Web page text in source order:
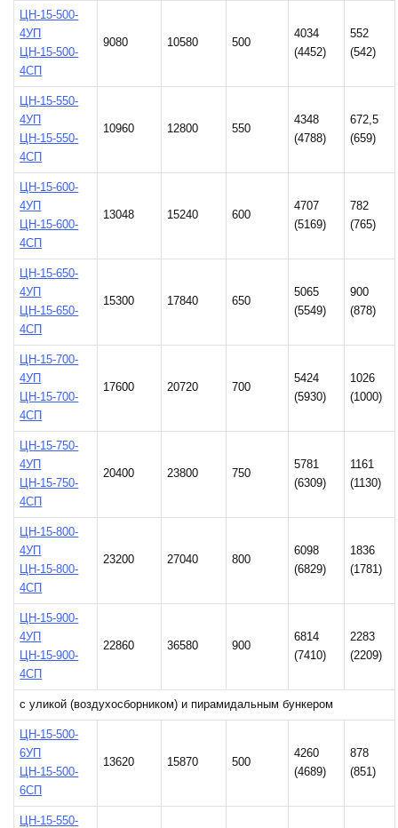
ЦН-15-500-
4УП
ЦН-15-500-
4СП
9080 10580 500
4034
(4452)
552
(542)
ЦН-15-550-
4УП
ЦН-15-550-
4СП
10960 12800 550
4348
(4788)
672,5
(659)
ЦН-15-600-
4УП
ЦН-15-600-
4СП
13048 15240 600
4707
(5169)
782
(765)
ЦН-15-650-
4УП
ЦН-15-650-
4СП
15300 17840 650
5065
(5549)
900
(878)
ЦН-15-700-
4УП
ЦН-15-700-
4СП
17600 20720 700
5424
(5930)
1026
(1000)
ЦН-15-750-
4УП
ЦН-15-750-
4СП
20400 23800 750
5781
(6309)
1161
(1130)
ЦН-15-800-
4УП
ЦН-15-800-
4СП
23200 27040 800
6098
(6829)
1836
(1781)
ЦН-15-900-
4УП
ЦН-15-900-
4СП
22860 36580 900
6814
(7410)
2283
(2209)
с уликой (воздухосборником) и пирамидальным бункером
ЦН-15-500-
6УП
ЦН-15-500-
6СП
13620 15870 500
4260
(4689)
878
(851)
ЦН-15-550-